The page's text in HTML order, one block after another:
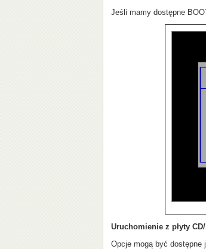
Jeśli mamy dostępne
Uruchomienie z płyty CD/
Opcje mogą być dostępne